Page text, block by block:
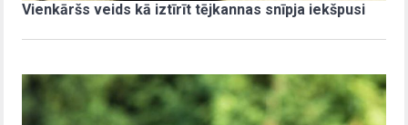
Vienkāršs veids kā iztīrīt tējkannas snīpja iekšpusi